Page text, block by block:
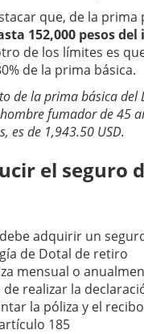
que, de la prima
152,000 pesos
de los límites es
de la prima básica.
de la prima básica del
fumador de 45
es de 1,943.50 USD.
el seguro
adquirir un
de Dotal de retiro
mensual o
realizar la
la póliza y el
185